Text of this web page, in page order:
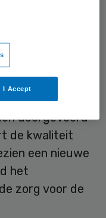
kunnen in
een nieuw
er een
dit
doorgevoerd
de kwaliteit
een nieuwe
het
zorg voor de
I Accept